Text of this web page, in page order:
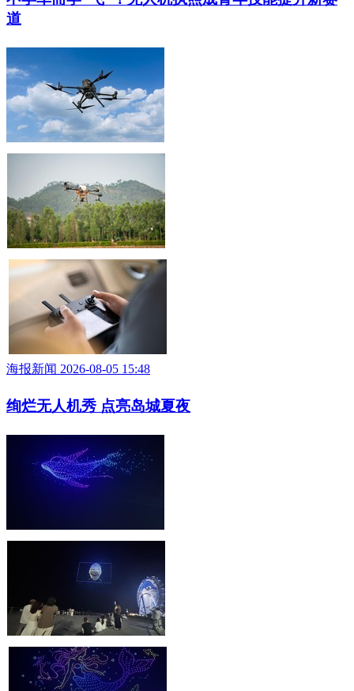
聚焦低空经济外场需求，东田三防笔记本构建全场
景无人机控制终端方案
大众报业·半岛网 2026-08-05 16:34
不学车而学“飞”！无人机执照成青年技能提升新赛
道
绚烂无人机秀 点亮岛城夏夜